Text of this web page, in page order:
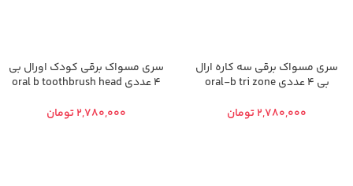
سری مسواک برقی سه کاره ارال
بی 4 عددی oral-b tri zone
تومان
سری مسواک برقی کودک اورال بی
4 عددی oral b toothbrush head
تومان